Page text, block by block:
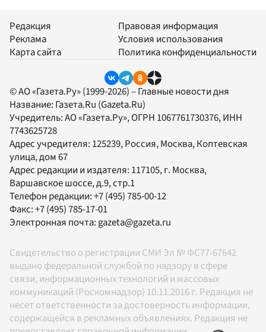
Редакция
Реклама
Карта сайта
Правовая информация
Условия использования
Политика конфиденциальности
© АО «Газета.Ру» (1999-2026) – Главные новости дня
Название: Газета.Ru (Gazeta.Ru)
Учредитель:АО «Газета.Ру», ОГРН 1067761730376, ИНН
7743625728
Адрес учредителя: 125239, Россия, Москва, Коптевская
улица, дом 67
Адрес редакции и издателя: 117105, г. Москва,
Варшавское шоссе, д.9, стр.1
Телефон редакции:+7 (495) 785-00-12
Факс:+7 (495) 785-17-01
Электронная почта:gazeta@gazeta.ru
Свидетельство о регистрации СМИ Эл № ФС77-67642
выдано федеральной службой по надзору в сфере
связи, информационных технологий и массовых
коммуникаций (Роскомнадзор) 10.11.2016 г. Редакция не
несет ответственности за достоверность информации,
содержащейся в рекламных объявлениях. Редакция не